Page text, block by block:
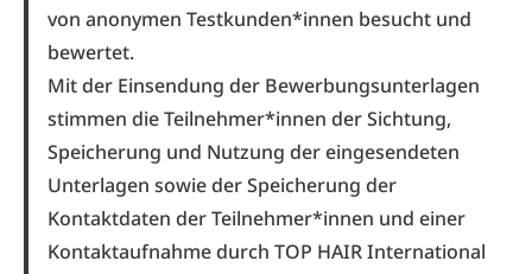
von anonymen Testkunden*innen besucht und
bewertet.
Mit der Einsendung der Bewerbungsunterlagen
stimmen die Teilnehmer*innen der Sichtung,
Speicherung und Nutzung der eingesendeten
Unterlagen sowie der Speicherung der
Kontaktdaten der Teilnehmer*innen und einer
Kontaktaufnahme durch TOP HAIR International